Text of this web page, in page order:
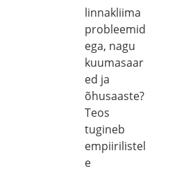
linnakliima
probleemid
ega, nagu
kuumasaar
ed ja
õhusaaste?
Teos
tugineb
empiirilistel
e